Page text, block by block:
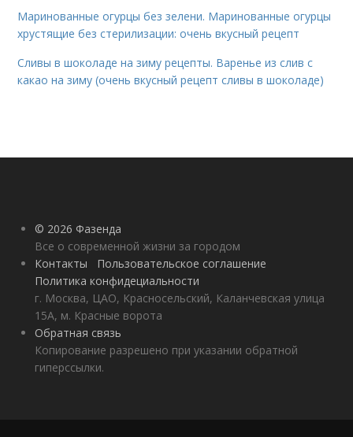
Маринованные огурцы без зелени. Маринованные огурцы
хрустящие без стерилизации: очень вкусный рецепт
Сливы в шоколаде на зиму рецепты. Варенье из слив с
какао на зиму (очень вкусный рецепт сливы в шоколаде)
© 2026 Фазенда
Все о современной жизни за городом
Контакты
Пользовательское соглашение
Политика конфидециальности
г. Москва, ЦАО, Красносельский, Каланчевская улица
15А, м. Красные ворота
Обратная связь
Копирование разрешено при указании обратной
гиперссылки.